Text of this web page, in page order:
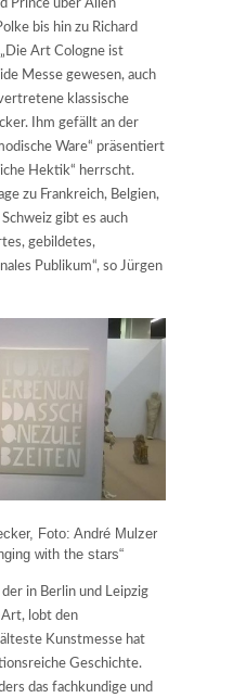
Prince über Allen
bis hin zu Richard
„Die Art Cologne ist
Messe gewesen, auch
klassische
Ihm gefällt an der
Ware“ präsentiert
Hektik“ herrscht.
zu Frankreich, Belgien,
gibt es auch
gebildetes,
Publikum“, so Jürgen
Foto: André Mulzer
with the stars“
in Berlin und Leipzig
lobt den
Kunstmesse hat
Geschichte.
das fachkundige und